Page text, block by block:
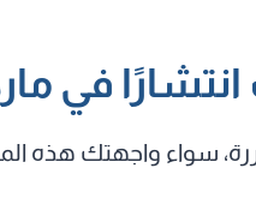
في
سواء واجهتك هذه